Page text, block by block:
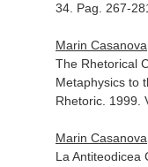
34. Pag. 267-
Marin
The Rhetorical
Metaphysics to
Rhetoric. 1999.
Marin
La Antiteodicea